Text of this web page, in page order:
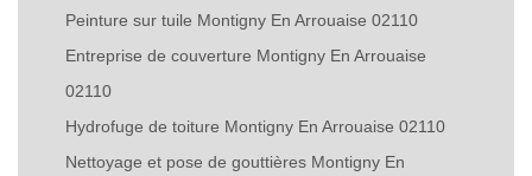
Peinture sur tuile Montigny En Arrouaise 02110
Entreprise de couverture Montigny En Arrouaise
02110
Hydrofuge de toiture Montigny En Arrouaise 02110
Nettoyage et pose de gouttières Montigny En